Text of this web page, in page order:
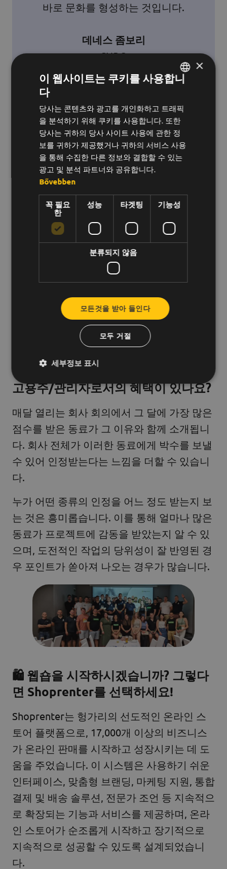
바로 문화를 형성하는 것입니다.
데네스 좀보리
CHRO
Shoprenter Ltd.
또한 관리자가 동료에게 긍정적인 피드백을
제공하는 것에 대해 더 의식할 수 있는 좋은 기
회이기도 합니다. 설문조사에 따르면 이는 직
원들에게 특히 중요하므로 Beeward는 내부
만족도와 참여도를 높이는 데도 효과적입니
다음에서 사용 가능 생일과 기념일을 축하하
는 데 중요한 역할을 합니다.입니다.
속에서 눈치 채지 못한 채 세월이 흘러갑니다.
따라서 젊은 팀원들(평균 연령 33세) 중 5년,
10년, 심지어 15년 이상 근무한 분들을 보면
특히 고무적입니다. 이는 신입사원들에게도
장기적인 계획을 세울 수 있다는 강력한 메시
고용주/관리자로서의 혜택이 있나요?
매달 열리는 회사 회의에서 그 달에 가장 많은
점수를 받은 동료가 그 이유와 함께 소개됩니
다. 회사 전체가 이러한 동료에게 박수를 보낼
수 있어 인정받는다는 느낌을 더할 수 있습니
다.
누가 어떤 종류의 인정을 어느 정도 받는지 보
는 것은 흥미롭습니다. 이를 통해 얼마나 많은
동료가 프로젝트에 감동을 받았는지 알 수 있
으며, 도전적인 작업의 당위성이 잘 반영된 경
우 포인트가 쏟아져 나오는 경우가 많습니다.
🛍️ 웹숍을 시작하시겠습니까? 그렇다
면 Shoprenter를 선택하세요!
Shoprenter는 헝가리의 선도적인 온라인 스
토어 플랫폼으로, 17,000개 이상의 비즈니스
가 온라인 판매를 시작하고 성장시키는 데 도
움을 주었습니다. 이 시스템은 사용하기 쉬운
인터페이스, 맞춤형 브랜딩, 마케팅 지원, 통합
결제 및 배송 솔루션, 전문가 조언 등 지속적으
로 확장되는 기능과 서비스를 제공하며, 온라
인 스토어가 순조롭게 시작하고 장기적으로
지속적으로 성공할 수 있도록 설계되었습니
다.
영어
×
이 웹사이트는 쿠키를 사용합니
다
당사는 콘텐츠와 광고를 개인화하고 트래픽
을 분석하기 위해 쿠키를 사용합니다. 또한
당사는 귀하의 당사 사이트 사용에 관한 정
보를 귀하가 제공했거나 귀하의 서비스 사용
을 통해 수집한 다른 정보와 결합할 수 있는
광고 및 분석 파트너와 공유합니다.
Bővebben
꼭 필요
한
성능 타겟팅 기능성
분류되지 않음
모든것을 받아 들인다
모두 거절
세부정보 표시